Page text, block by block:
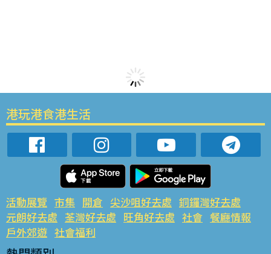
港玩港食港生活
活動展覽 市集 開倉 尖沙咀好去處 銅鑼灣好去處
元朗好去處 荃灣好去處 旺角好去處 社會 餐廳情報
戶外郊遊 社會福利